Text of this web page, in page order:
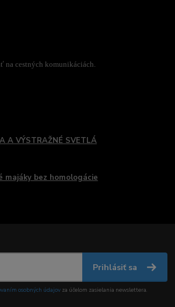
na cestných komunikáciách.
A VÝSTRAŽNÉ SVETLÁ
majáky bez homologácie
Prihlásiť sa
osobných údajov za účelom zasielania newslettera.